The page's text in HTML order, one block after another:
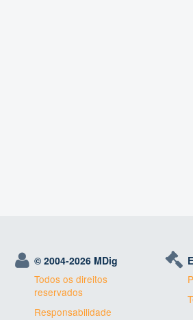
© 2004-2026 MDig
Todos os direitos
reservados
Responsabilidade